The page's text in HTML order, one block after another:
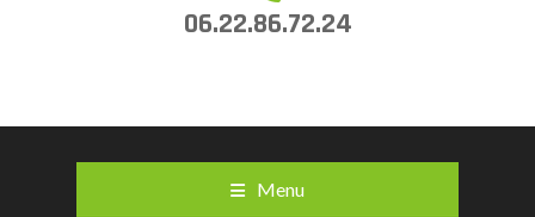
06.22.86.72.24
Menu